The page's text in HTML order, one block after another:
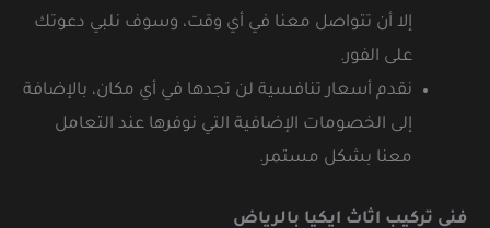
إلا أن تتواصل معنا في أي وقت، وسوف نلبي دعوتك
على الفور.
نقدم أسعار تنافسية لن تجدها في أي مكان، بالإضافة
إلى الخصومات الإضافية التي نوفرها عند التعامل
معنا بشكل مستمر.
فني تركيب اثاث ايكيا بالرياض